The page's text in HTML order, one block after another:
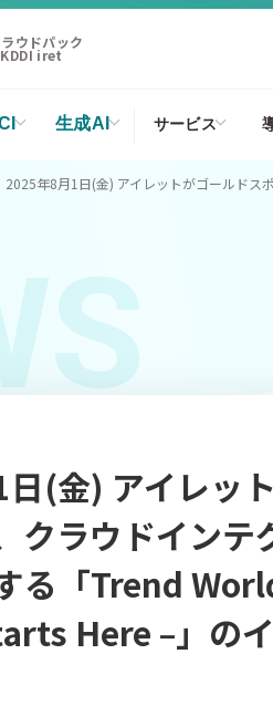
ウドパック
KDDI iret
生成AI サービス
2025年8月1日(金) アイレットがゴールドス
(金) アイレッ
クラウドイン
る「Trend
Here –」の